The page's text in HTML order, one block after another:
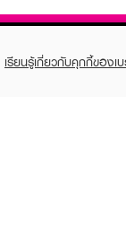
เรียนรู้เกี่ยวกับคุกกี้ของเ